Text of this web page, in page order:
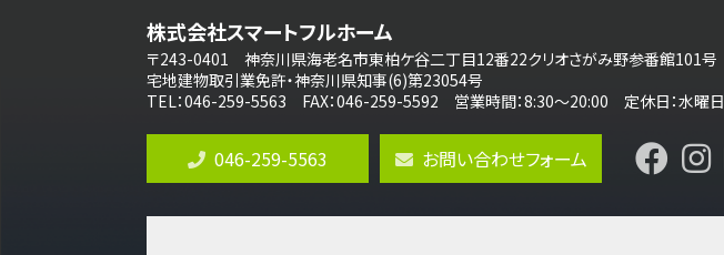
バ11分 ・歩6分
全棟ＬＤＫは16帖の4ＬＤＫ！食器洗い乾燥
機や浴…
第10位
4,190万円
4ＬＤＫ
LDK約20帖とゆとりある広さ！WIC、SIC
株式会社スマートフルホーム
〒243-0401 神奈川県海老名市東柏ケ谷二丁目12番22クリオさがみ野参番館101号
宅地建物取引業免許・神奈川県知事(6)第23054号
TEL：046-259-5563 FAX：046-259-5592 営業時間：8:30～20:00 定休日：水曜日
046-259-5563 お問い合わせフォーム